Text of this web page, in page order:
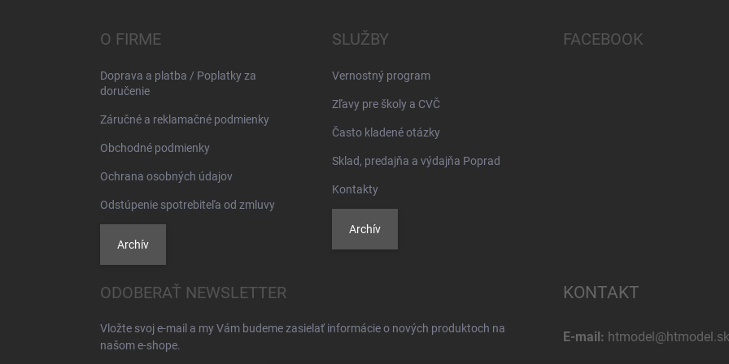
O FIRME
Doprava a platba / Poplatky za
doručenie
Záručné a reklamačné podmienky
Obchodné podmienky
Ochrana osobných údajov
Odstúpenie spotrebiteľa od zmluvy
Archív
SLUŽBY
Vernostný program
Zľavy pre školy a CVČ
Často kladené otázky
Sklad, predajňa a výdajňa Poprad
Kontakty
Archív
FACEBOOK
ODOBERAŤ NEWSLETTER
Vložte svoj e-mail a my Vám budeme zasielať informácie o nových produktoch na
našom e-shope.
KONTAKT
E-mail: htmodel@htmodel.sk